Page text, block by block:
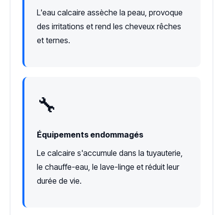
L'eau calcaire assèche la peau, provoque
des irritations et rend les cheveux rêches
et ternes.
🔧
Équipements endommagés
Le calcaire s'accumule dans la tuyauterie,
le chauffe-eau, le lave-linge et réduit leur
durée de vie.